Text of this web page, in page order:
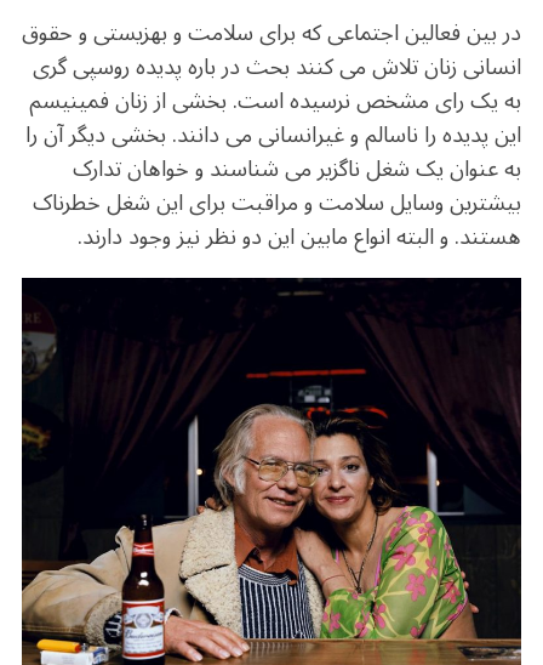
در بین فعالین اجتماعی که برای سلامت و بهزیستی و حقوق
انسانی زنان تلاش می کنند بحث در باره پدیده روسپی گری
به یک رای مشخص نرسیده است. بخشی از زنان فمینیسم
این پدیده را ناسالم و غیرانسانی می دانند. بخشی دیگر آن را
به عنوان یک شغل ناگزیر می شناسند و خواهان تدارک
بیشترین وسایل سلامت و مراقبت برای این شغل خطرناک
هستند. و البته انواع مابین این دو نظر نیز وجود دارند.